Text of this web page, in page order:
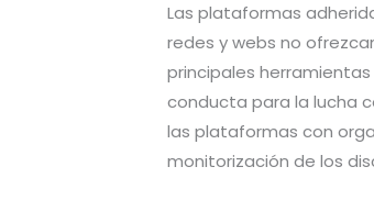
Las plataformas
redes y webs no
principales
conducta para la lucha
las plataformas con
monitorización de los